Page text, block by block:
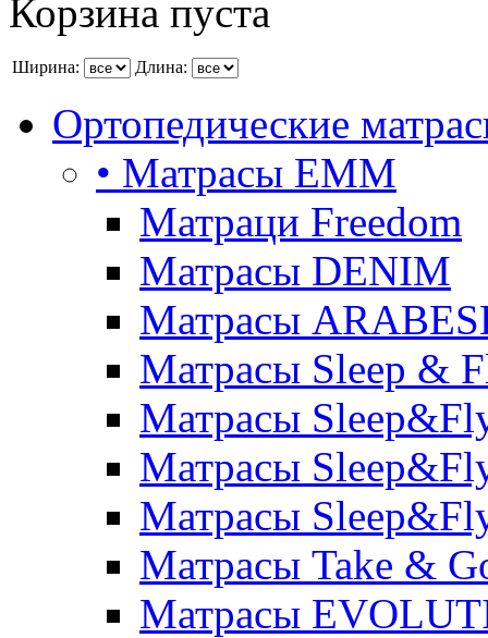
Корзина пуста
Ширина: Длина:
Ортопедические
• Матрасы ЕММ
Матраци Freedom
Матрасы DENIM
Матрасы
Матрасы Sleep &
Матрасы
Матрасы
Матрасы
Матрасы Take &
Матрасы